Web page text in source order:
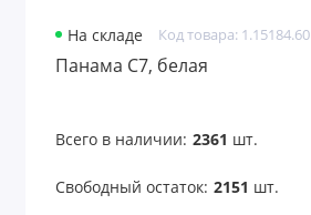
На складе Код товара: 1.15184.60
Панама C7, белая
Всего в наличии: 2361 шт.
Свободный остаток: 2151 шт.